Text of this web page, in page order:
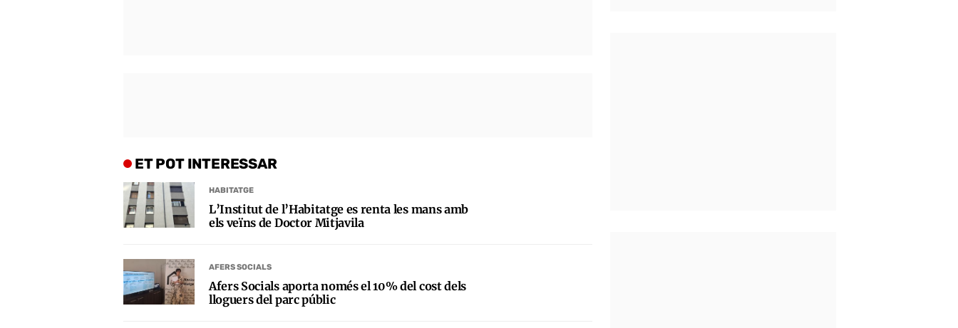
ET POT INTERESSAR
HABITATGE
L’Institut de l’Habitatge es renta les mans amb
els veïns de Doctor Mitjavila
AFERS SOCIALS
Afers Socials aporta només el 10% del cost dels
lloguers del parc públic